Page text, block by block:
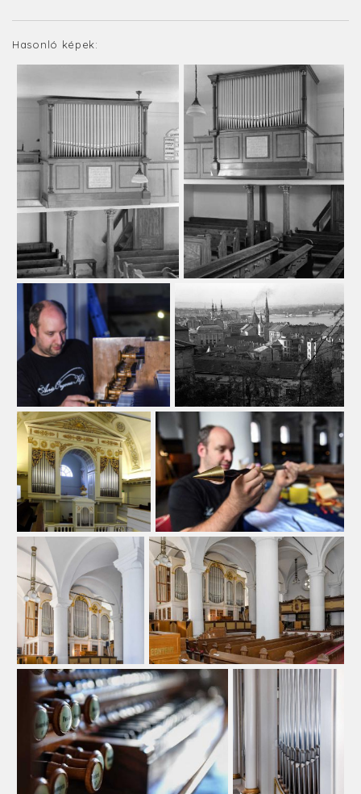
Hasonló képek: